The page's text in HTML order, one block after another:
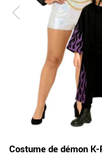
Costume de démon